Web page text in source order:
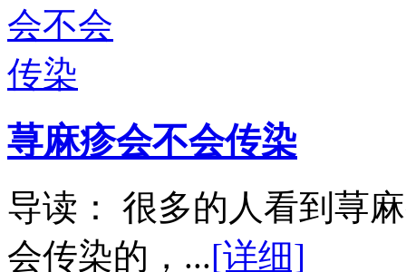
荨麻疹会不会传染
导读： 很多的人看到荨
会传染的，...[详细]